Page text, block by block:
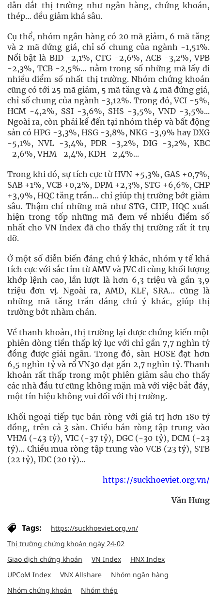
dẫn dắt thị trường như ngân hàng, chứng khoán,
thép… đều giảm khá sâu.
Cụ thể, nhóm ngân hàng có 20 mã giảm, 6 mã tăng
và 2 mã đứng giá, chỉ số chung của ngành -1,51%.
Nổi bật là BID -2,1%, CTG -2,6%, ACB -3,2%, VPB
-2,3%, TCB -2,5%… nằm trong số những mã lấy đi
nhiều điểm số nhất thị trường. Nhóm chứng khoán
cũng có tới 25 mã giảm, 5 mã tăng và 4 mã đứng giá,
chỉ số chung của ngành -3,12%. Trong đó, VCI -5%,
HCM -4,2%, SSI -3,6%, SHS -3,5%, VND -3,5%...
Ngoài ra, còn phải kể đến tại nhóm thép và bất động
sản có HPG -3,3%, HSG -3,8%, NKG -3,9% hay DXG
-5,1%, NVL -3,4%, PDR -3,2%, DIG -3,2%, KBC
-2,6%, VHM -2,4%, KDH -2,4%...
Trong khi đó, sự tích cực từ HVN +5,3%, GAS +0,7%,
SAB +1%, VCB +0,2%, DPM +2,3%, STG +6,6%, CHP
+3,9%, HQC tăng trần… chỉ giúp thị trường bớt giảm
sâu. Thậm chí những mã như STG, CHP, HQC xuất
hiện trong tốp những mã đem về nhiều điểm số
nhất cho VN Index đã cho thấy thị trường rất ít trụ
đỡ.
Ở một số diễn biến đáng chú ý khác, nhóm y tế khá
tích cực với sắc tím từ AMV và JVC đi cùng khối lượng
khớp lệnh cao, lần lượt là hơn 6,3 triệu và gần 3,9
triệu đơn vị. Ngoài ra, AMD, KLF, SRA… cũng là
những mã tăng trần đáng chú ý khác, giúp thị
trường bớt nhàm chán.
Về thanh khoản, thị trường lại được chứng kiến một
phiên dòng tiền thấp kỷ lục với chỉ gần 7,7 nghìn tỷ
đồng được giải ngân. Trong đó, sàn HOSE đạt hơn
6,5 nghìn tỷ và rổ VN30 đạt gần 2,7 nghìn tỷ. Thanh
khoản rất thấp trong một phiên giảm sâu cho thấy
các nhà đầu tư cũng không mặn mà với việc bắt đáy,
một tín hiệu không vui đối với thị trường.
Khối ngoại tiếp tục bán ròng với giá trị hơn 180 tỷ
đồng, trên cả 3 sàn. Chiều bán ròng tập trung vào
VHM (-43 tỷ), VIC (-37 tỷ), DGC (-30 tỷ), DCM (-23
tỷ)… Chiều mua ròng tập trung vào VCB (23 tỷ), STB
(22 tỷ), IDC (20 tỷ)…
https://suckhoeviet.org.vn/
Văn Hưng
Tags:
https://suckhoeviet.org.vn/
Thị trường chứng khoán ngày 24-02
Giao dịch chứng khoán
VN Index
HNX Index
UPCoM Index
VNX Allshare
Nhóm ngân hàng
Nhóm chứng khoán
Nhóm thép